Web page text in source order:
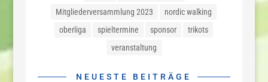
Mitgliederversammlung 2023
nordic walking
oberliga
spieltermine sponsor
trikots
veranstaltung
NEUESTE BEITRÄGE